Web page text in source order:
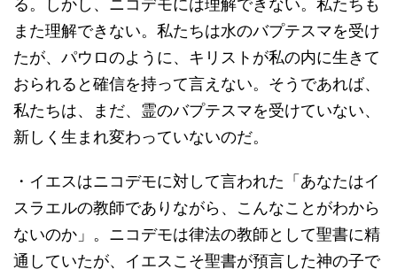
る。しかし、ニコデモには理解できない。私たちも
また理解できない。私たちは水のバプテスマを受け
たが、パウロのように、キリストが私の内に生きて
おられると確信を持って言えない。そうであれば、
私たちは、まだ、霊のバプテスマを受けていない、
新しく生まれ変わっていないのだ。
・イエスはニコデモに対して言われた「あなたはイ
スラエルの教師でありながら、こんなことがわから
ないのか」。ニコデモは律法の教師として聖書に精
通していたが、イエスこそ聖書が預言した神の子で